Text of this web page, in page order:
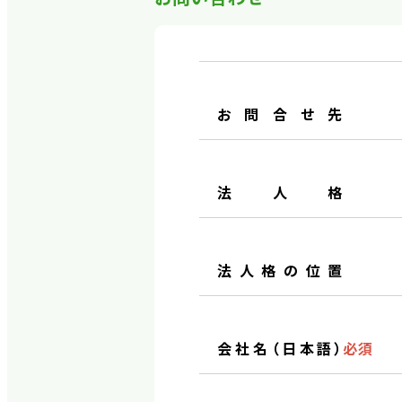
お問合せ先
法人格
法人格の位置
会社名（日本語） 必須